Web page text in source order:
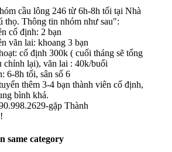
cầu lông 246 từ 6h-8h tối tại Nhà
thọ. Thông tin nhóm như sau":
cố định: 2 bạn
vãn lai: khoang 3 bạn
cố định 300k ( cuối tháng sẽ tổng
chỉnh lại), vãn lai : 40k/buổi
6-8h tối, sân số 6
thêm 3-4 bạn thành viên cố định,
bình khá.
gặp Thành
same category